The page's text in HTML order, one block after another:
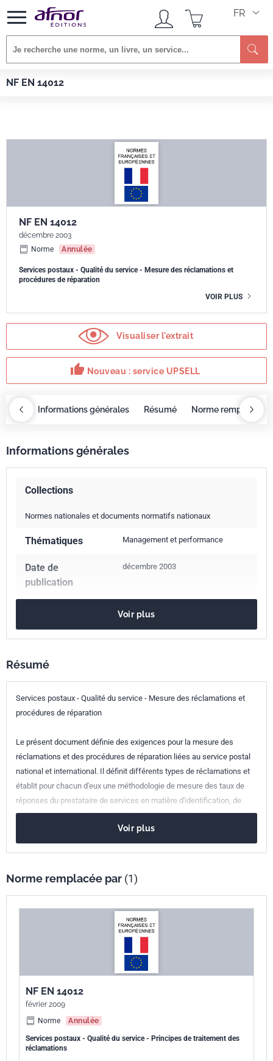
FR
NF EN 14012
Afnor EDITIONS
NF EN 14012
décembre 2003
Norme
Annulée
Services postaux - Qualité du service - Mesure des réclamations et
procédures de réparation
VOIR PLUS
Visualiser l'extrait
thumb_up Nouveau : service UPSELL
Informations générales Résumé Norme remplacée
Informations générales
Collections
Normes nationales et documents normatifs nationaux
Thématiques Management et performance
Date de
publication
décembre 2003
Référence
Codes ICS
03.240 Services postaux
classement
Numéro de tirage
Parenté
européenne
EN 14012:2003
Voir plus
Résumé
Services postaux - Qualité du service - Mesure des réclamations et
procédures de réparation
Le présent document définie des exigences pour la mesure des
réclamations et des procédures de réparation liées au service postal
national et international. Il définit différents types de réclamations et
établit pour chacun d'eux une méthodologie de mesure des taux de
réponses du prestataire de services en matière d'identification, de
traitement et de résolution. Il précise également des exigences pour le
système de gestion des réclamations que le prestataire de services
doit mettre en place.
Voir plus
Norme remplacée par (1)
NF EN 14012
février 2009
Norme
Annulée
Services postaux - Qualité du service - Principes de traitement des
réclamations